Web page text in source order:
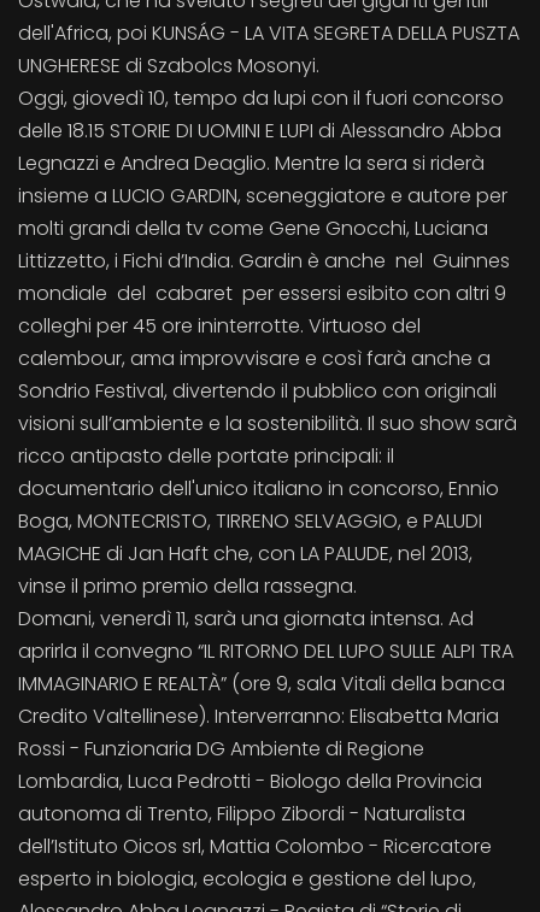
dell'Africa, poi KUNSÁG - LA VITA SEGRETA DELLA PUSZTA
UNGHERESE di Szabolcs Mosonyi.
Oggi, giovedì 10, tempo da lupi con il fuori concorso
delle 18.15 STORIE DI UOMINI E LUPI di Alessandro Abba
Legnazzi e Andrea Deaglio. Mentre la sera si riderà
insieme a LUCIO GARDIN, sceneggiatore e autore per
molti grandi della tv come Gene Gnocchi, Luciana
Littizzetto, i Fichi d’India. Gardin è anche nel Guinnes
mondiale del cabaret per essersi esibito con altri 9
colleghi per 45 ore ininterrotte. Virtuoso del
calembour, ama improvvisare e così farà anche a
Sondrio Festival, divertendo il pubblico con originali
visioni sull’ambiente e la sostenibilità. Il suo show sarà
ricco antipasto delle portate principali: il
documentario dell'unico italiano in concorso, Ennio
Boga, MONTECRISTO, TIRRENO SELVAGGIO, e PALUDI
MAGICHE di Jan Haft che, con LA PALUDE, nel 2013,
vinse il primo premio della rassegna.
Domani, venerdì 11, sarà una giornata intensa. Ad
aprirla il convegno “IL RITORNO DEL LUPO SULLE ALPI TRA
IMMAGINARIO E REALTÀ” (ore 9, sala Vitali della banca
Credito Valtellinese). Interverranno: Elisabetta Maria
Rossi - Funzionaria DG Ambiente di Regione
Lombardia, Luca Pedrotti - Biologo della Provincia
autonoma di Trento, Filippo Zibordi - Naturalista
dell’Istituto Oicos srl, Mattia Colombo - Ricercatore
esperto in biologia, ecologia e gestione del lupo,